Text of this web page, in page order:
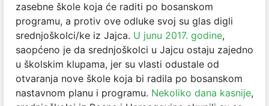
zasebne škole koja će raditi po bosanskom
programu, a protiv ove odluke svoj su glas digli
srednjoškolci/ke iz Jajca. U junu 2017. godine,
saopćeno je da srednjoškolci u Jajcu ostaju zajedno
u školskim klupama, jer su vlasti odustale od
otvaranja nove škole koja bi radila po bosanskom
nastavnom planu i programu. Nekoliko dana kasnije,